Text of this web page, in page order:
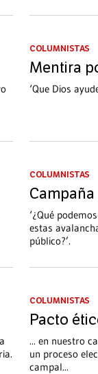
COLUMNISTAS
Mentira
‘Que Dios
COLUMNISTAS
‘¿Qué
estas
público?’.
COLUMNISTAS
Pacto
... en nuestro
un proceso
campal...